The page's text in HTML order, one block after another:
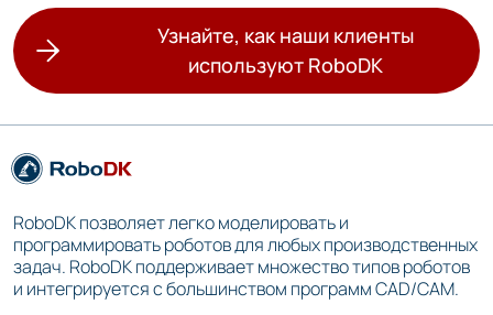
Узнайте, как наши клиенты
используют RoboDK
RoboDK позволяет легко моделировать и
программировать роботов для любых производственных
задач. RoboDK поддерживает множество типов роботов
и интегрируется с большинством программ CAD/CAM.